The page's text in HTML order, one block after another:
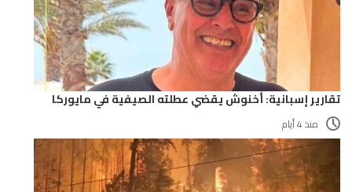
تقارير إسبانية: أخنوش يقضي عطلته الصيفية في مايوركا
منذ 4 أيام